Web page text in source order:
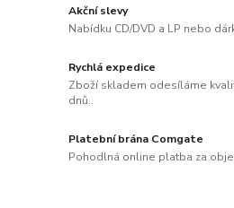
Akční slevy
Nabídku CD/DVD a LP nebo
Rychlá expedice
Zboží skladem odesíláme
dnů..
Platební brána Comgate
Pohodlná online platba za